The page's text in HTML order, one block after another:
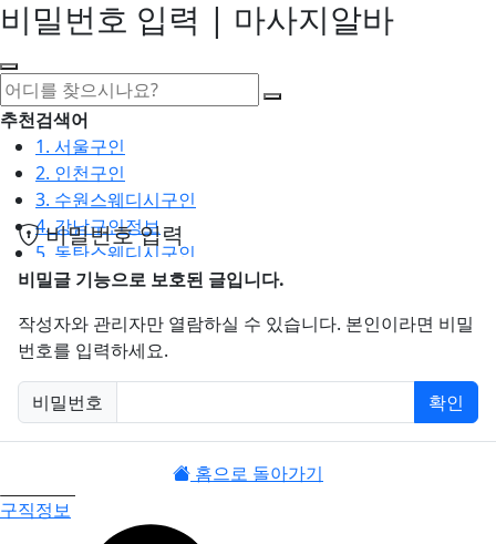
비밀번호 입력 | 마사지알바
추천검색어
1. 서울구인
2. 인천구인
3. 수원스웨디시구인
4. 강남구인정보
5. 동탄스웨디시구인
최근검색어
1. 일산마사지구인
2. 성남아로마구인
3. 스웨디시구인
4. 안산스웨디시구인
5. 아로마구인
구직정보
비밀번호 입력
비밀글 기능으로 보호된 글입니다.
작성자와 관리자만 열람하실 수 있습니다. 본인이라면 비밀
번호를 입력하세요.
비밀번호
필수 확인
홈으로 돌아가기